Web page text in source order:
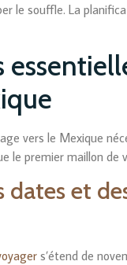
le souffle. La
vers le Mexique
le premier maillon de
dates et
s’étend de